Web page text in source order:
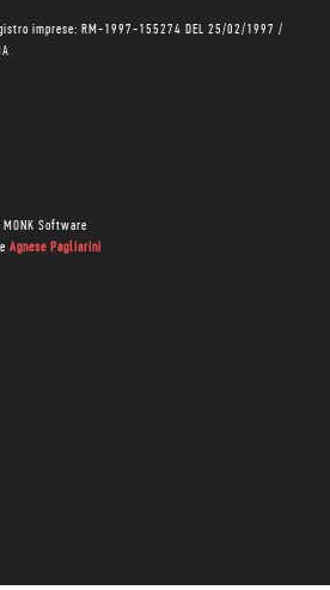
imprese: RM-1997-155274 DEL 25/02/1997 /
MONK Software
e Agnese Pagliarini